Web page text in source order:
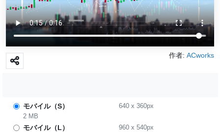
作者: ACworks
モバイル（S） 640x 360px
2 MB
モバイル（L） 960x 540px